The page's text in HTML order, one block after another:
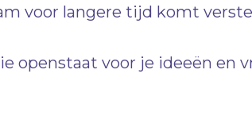
voor langere tijd komt
openstaat voor je ideeën en